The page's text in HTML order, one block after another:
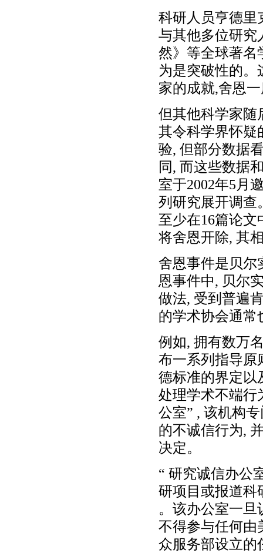
科研人员亨德里
与其他多位研究
然》等全球著名
为是突破性的
家的成就,舍恩
但其他科学家随
其令科学界怀疑
验, 但部分数据
同, 而这些数据
室于2002年5月
列研究展开调查
至少在16篇论
将舍恩开除, 其
舍恩事件是贝尔
恩事件中, 贝尔
做法, 受到普遍
的学术协会通常
例如, 拥有数万
布一系列指导原
德标准的界定以
处理学术不端行
公室” , 该机构
的不诚信行为,
决定。
“ 研究诚信办公
研项目或报道科
。该办公室一旦
不得参与任何由
众服务部设立的